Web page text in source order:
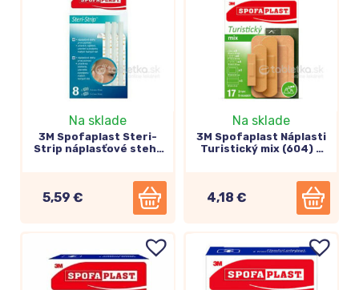
Na sklade
3M Spofaplast Steri-
Strip náplasťové stehy
5,59 €
Na sklade
3M Spofaplast Náplasti
Turistický mix (604) 3
4,18 €